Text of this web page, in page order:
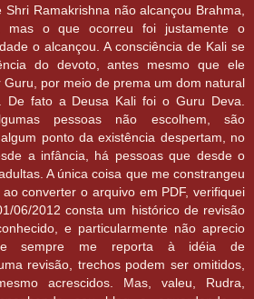
Ramakrishna não alcançou Brahma,
mas o que ocorreu foi justamente o
o alcançou. A consciência de Kali se
do devoto, antes mesmo que ele
Guru, por meio de prema um dom natural
De fato a Deusa Kali foi o Guru Deva.
pessoas não escolhem, são
ponto da existência despertam, no
a infância, há pessoas que desde o
A única coisa que me constrangeu
converter o arquivo em PDF, verifiquei
06/2012 consta um histórico de revisão
e particularmente não aprecio
sempre me reporta à idéia de
revisão, trechos podem ser omitidos,
acrescidos. Mas, valeu, Rudra,